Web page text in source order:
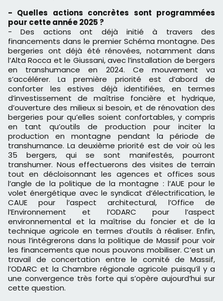
- Quelles actions concrètes sont programmées
pour cette année 2025 ?
- Des actions ont déjà initié à travers des
financements dans le premier Schéma montagne. Des
bergeries ont déjà été rénovées, notamment dans
l’Alta Rocca et le Giussani, avec l’installation de bergers
en transhumance en 2024. Ce mouvement va
s’accélérer. La première priorité est d’abord de
conforter les estives déjà identifiées, en termes
d’investissement de maîtrise foncière et hydrique,
d’ouverture des milieux si besoin, et de rénovation des
bergeries pour qu’elles soient confortables, y compris
en tant qu’outils de production pour inciter la
production en montagne pendant la période de
transhumance. La deuxième priorité est de voir où les
35 bergers, qui se sont manifestés, pourront
transhumer. Nous effectuerons des visites de terrain
tout en décloisonnant les agences et offices sous
l’angle de la politique de la montagne : l’AUE pour le
volet énergétique avec le syndicat d’électrification, le
CAUE pour l’aspect architectural, l’Office de
l’Environnement et l’ODARC pour l’aspect
environnemental et la maîtrise du foncier et de la
technique agricole en termes d’outils à réaliser. Enfin,
nous l’intégrerons dans la politique de Massif pour voir
les financements que nous pouvons mobiliser. C’est un
travail de concertation entre le comité de Massif,
l’ODARC et la Chambre régionale agricole puisqu’il y a
une convergence très forte qui s’opère aujourd’hui sur
cette question.